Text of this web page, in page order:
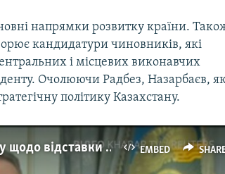
напрямки розвитку країни.
кандидатури чиновників, які
і місцевих виконавчих
Очолюючи Радбез, Назарбаєв,
політику Казахстану.
EMBED
Відеозвернення Назарбаєва до народу щодо відставки – відео